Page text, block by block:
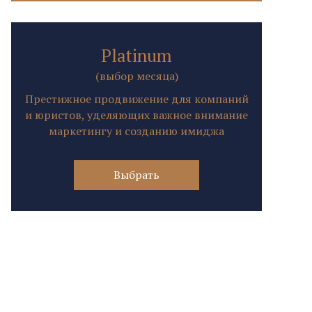
Platinum
(выбор месяца)
Престижное продвижение для компаний
и юристов, уделяющих важное внимание
маркетингу и созданию имиджа
Выбрать